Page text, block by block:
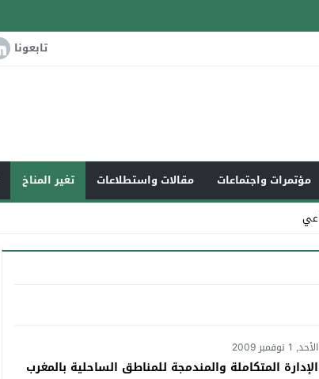
تابعونا
مؤتمرات واجتماعات مقالات واستطلاعات تغير المناخ
الأحد, 1 نوفمبر 2009
الإدارة المتكاملة والمندمجة للمناطق الساحلية بالمغرب